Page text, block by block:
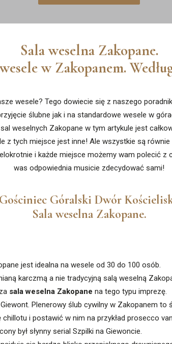
Sala weselna Zakopane.
w Zakopanem.
wesele? Tego dowiecie się z naszego
ślubne jak i na standardowe wesele w
weselnych Zakopane w tym artykule jest
z tych miejsce jest inne! Ale wszystkie są równie
i każde miejsce możemy wam polecić
was odpowiednia musicie zdecydować sami!
Gościniec Góralski Dwór
Sala weselna Zakopane.
jest idealna na wesele od 30 do 100 osób.
karczmą a nie tradycyjną salą weselną
sala weselna Zakopane na tego typu imprezę.
Plenerowy ślub cywilny w Zakopanem to
i postawić w nim na przykład prosecco
był słynny serial Szpilki na Giewoncie.